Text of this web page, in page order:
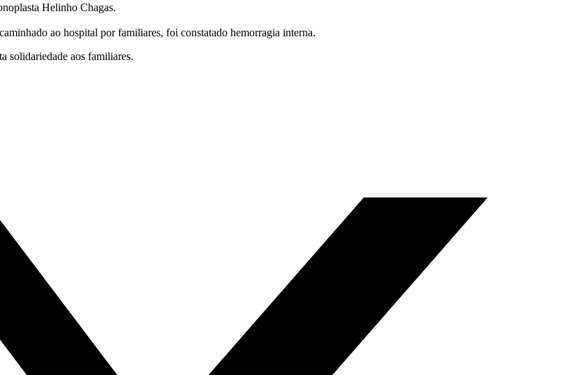
Helinho Chagas.
ao hospital por familiares, foi constatado hemorragia interna.
solidariedade aos familiares.